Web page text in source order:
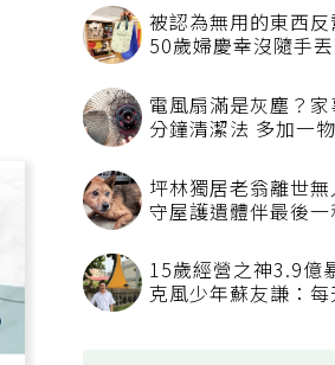
大家都在看
被認為無用的東西
50歲婦慶幸沒隨手
電風扇滿是灰塵？
分鐘清潔法 多加一
汙附著
坪林獨居老翁離世
守屋護遺體伴最後